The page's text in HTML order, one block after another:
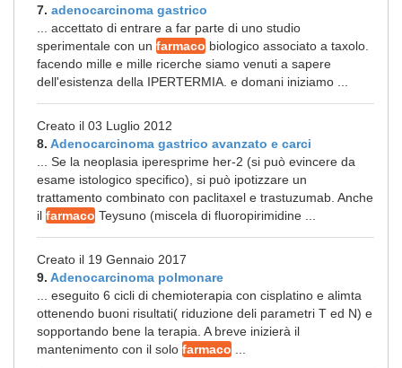
7. adenocarcinoma gastrico
... accettato di entrare a far parte di uno studio
sperimentale con un farmaco biologico associato a taxolo.
facendo mille e mille ricerche siamo venuti a sapere
dell'esistenza della IPERTERMIA. e domani iniziamo ...
Creato il 03 Luglio 2012
8. Adenocarcinoma gastrico avanzato e carci
... Se la neoplasia iperesprime her-2 (si può evincere da
esame istologico specifico), si può ipotizzare un
trattamento combinato con paclitaxel e trastuzumab. Anche
il farmaco Teysuno (miscela di fluoropirimidine ...
Creato il 19 Gennaio 2017
9. Adenocarcinoma polmonare
... eseguito 6 cicli di chemioterapia con cisplatino e alimta
ottenendo buoni risultati( riduzione deli parametri T ed N) e
sopportando bene la terapia. A breve inizierà il
mantenimento con il solo farmaco